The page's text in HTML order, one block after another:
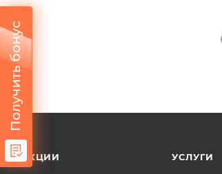
АКЦИИ УСЛУГИ
Получить бонус